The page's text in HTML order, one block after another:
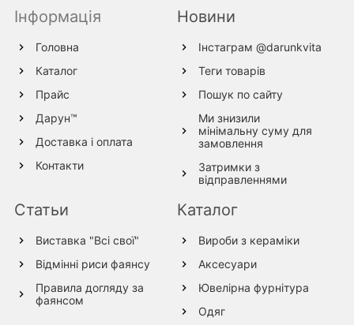
Інформація
Головна
Каталог
Прайс
Дарун™
Доставка і оплата
Контакти
Новини
Інстаграм @darunkvita
Теги товарів
Пошук по сайту
Ми знизили
мінімальну суму для
замовлення
Затримки з
відправленнями
Статьи
Виставка "Всі свої"
Відмінні риси фаянсу
Правила догляду за
фаянсом
Каталог
Вироби з кераміки
Аксесуари
Ювелірна фурнітура
Одяг